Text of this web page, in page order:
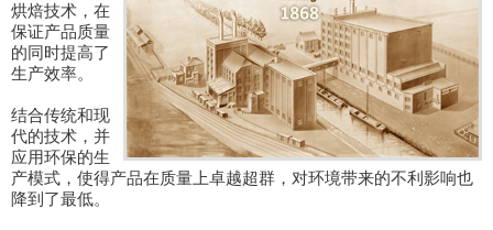
烘焙技术，在
保证产品质量
的同时提高了
生产效率。
结合传统和现
代的技术，并
应用环保的生
产模式，使得产品在质量上卓越超群，对环境带来的不利影响也
降到了最低。